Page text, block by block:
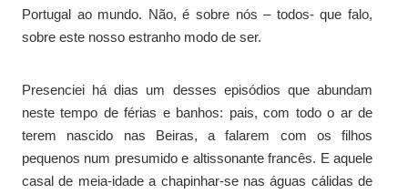
Portugal ao mundo. Não, é sobre nós – todos- que falo,
sobre este nosso estranho modo de ser.
Presenciei há dias um desses episódios que abundam
neste tempo de férias e banhos: pais, com todo o ar de
terem nascido nas Beiras, a falarem com os filhos
pequenos num presumido e altissonante francês. E aquele
casal de meia-idade a chapinhar-se nas águas cálidas de